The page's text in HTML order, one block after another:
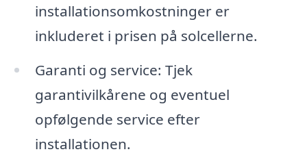
installationsomkostninger er
inkluderet i prisen på solcellerne.
Garanti og service: Tjek
garantivilkårene og eventuel
opfølgende service efter
installationen.